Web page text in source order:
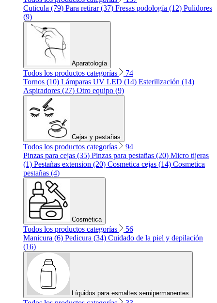
Cuticula (79) Para retirar (37) Fresas podología (12) Pulidores
(9)
Aparatología
Todos los productos categorías
74
Tornos (10) Lámparas UV LED (14) Esterilización (14)
Aspiradores (27) Otro equipo (9)
Cejas y pestañas
Todos los productos categorías
94
Pinzas para cejas (35) Pinzas para pestañas (20) Micro tijeras
(1) Pestañas extension (20) Cosmetica cejas (14) Cosmetica
pestañas (4)
Cosmética
Todos los productos categorías
56
Manicura (6) Pedicura (34) Cuidado de la piel y depilación
(16)
Líquidos para esmaltes semipermanentes